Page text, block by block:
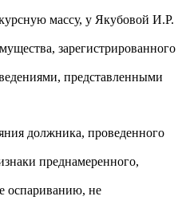
массу, у Якубовой И.Р.
зарегистрированного
представленными
должника, проведенного
преднамеренного,
оспариванию, не